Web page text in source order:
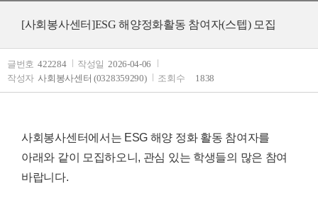
[사회봉사센터]ESG 해양정화활동 참여자(스텝) 모집
글번호 422284 작성일 2026-04-06
작성자 사회봉사센터 (0328359290) 조회수 1838
사회봉사센터에서는 ESG 해양 정화 활동 참여자를
아래와 같이 모집하오니, 관심 있는 학생들의 많은 참여
바랍니다.